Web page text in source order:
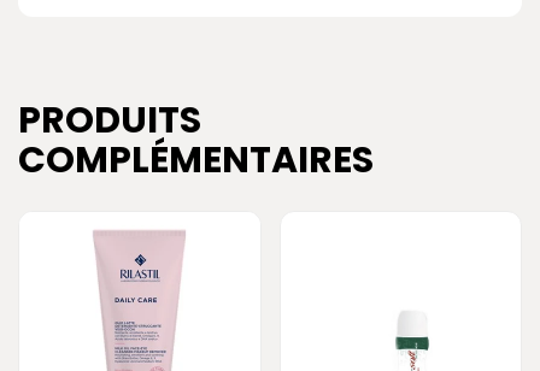
PRODUITS
COMPLÉMENTAIRES